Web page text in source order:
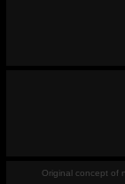
Original concept of